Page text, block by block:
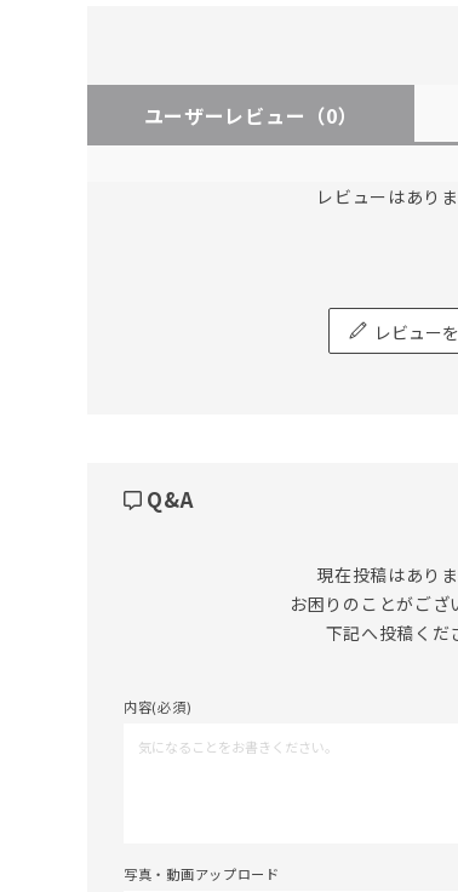
ユーザーレビュー （0）
レビューはありま
レビュー
Q&A
現在投稿はありま
お困りのことがござ
下記へ投稿くだ
内容(必須)
写真・動画アップロード